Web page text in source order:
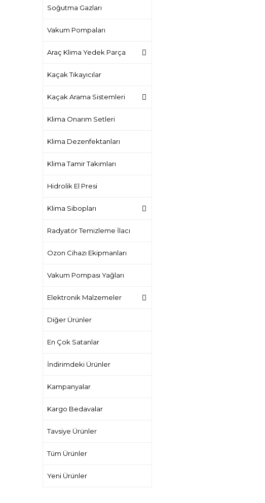
Soğutma Gazları
Vakum Pompaları
Araç Klima Yedek Parça
Kaçak Tıkayıcılar
Kaçak Arama Sistemleri
Klima Onarım Setleri
Klima Dezenfektanları
Klima Tamir Takımları
Hidrolik El Presi
Klima Sibopları
Radyatör Temizleme İlacı
Ozon Cihazı Ekipmanları
Vakum Pompası Yağları
Elektronik Malzemeler
Diğer Ürünler
En Çok Satanlar
İndirimdeki Ürünler
Kampanyalar
Kargo Bedavalar
Tavsiye Ürünler
Tüm Ürünler
Yeni Ürünler